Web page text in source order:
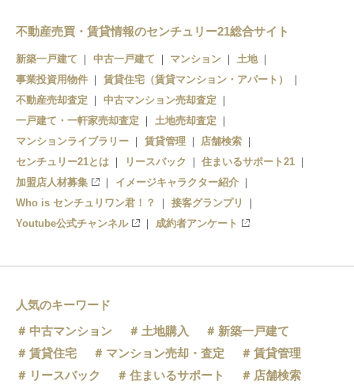
芝浦ふ頭駅
お台場海浜公園駅
台場駅
麻布十番駅
六本木駅
青山一丁目駅
不動産売買・賃貸情報のセンチュリー21総合サイト
新築一戸建て 中古一戸建て マンション
土地
事業投資用物件
賃貸住宅（賃貸マンション・アパート）
不動産売却査定
中古マンション売却査定
一戸建て・一軒家売却査定
土地売却査定
マンションライブラリー
賃貸管理
店舗検索
センチュリー21とは
リースバック
住まいるサポート21
加盟店人材募集
イメージキャラクター紹介
Who is センチュリワン君！？
接客グランプリ
Youtube公式チャンネル
成約者アンケート
人気のキーワード
中古マンション
土地購入
新築一戸建て
賃貸住宅
マンション売却・査定
賃貸管理
リースバック
住まいるサポート
店舗検索